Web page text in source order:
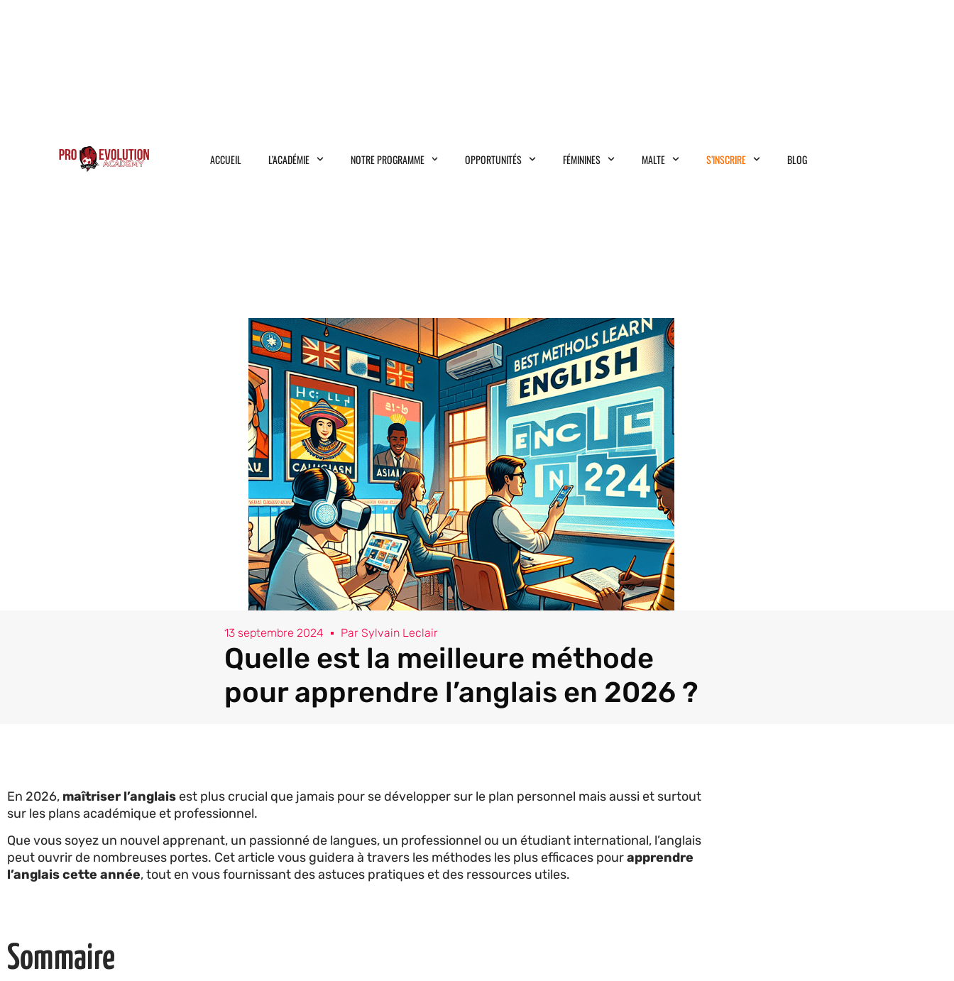
ACCUEIL L’ACADÉMIE NOTRE PROGRAMME OPPORTUNITÉS FÉMININES MALTE S’INSCRIRE BLOG
13 septembre 2024 Par Sylvain Leclair
Quelle est la meilleure méthode
pour apprendre l’anglais en 2026 ?
En 2026, maîtriser l’anglais est plus crucial que jamais pour se développer sur le plan personnel mais aussi et surtout
sur les plans académique et professionnel.
Que vous soyez un nouvel apprenant, un passionné de langues, un professionnel ou un étudiant international, l’anglais
peut ouvrir de nombreuses portes. Cet article vous guidera à travers les méthodes les plus efficaces pourapprendre
l’anglais cette année, tout en vous fournissant des astuces pratiques et des ressources utiles.
Sommaire